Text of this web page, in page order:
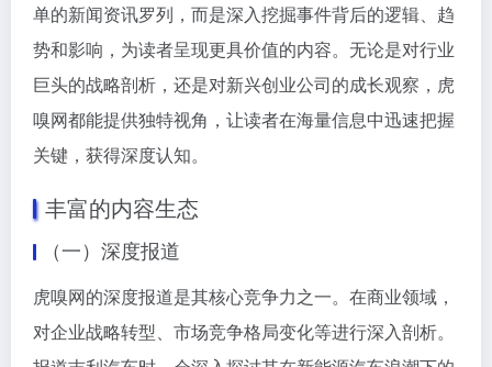
单的新闻资讯罗列，而是深入挖掘事件背后的逻辑、趋
势和影响，为读者呈现更具价值的内容。无论是对行业
巨头的战略剖析，还是对新兴创业公司的成长观察，虎
嗅网都能提供独特视角，让读者在海量信息中迅速把握
关键，获得深度认知。
丰富的内容生态
（一）深度报道
虎嗅网的深度报道是其核心竞争力之一。在商业领域，
对企业战略转型、市场竞争格局变化等进行深入剖析。